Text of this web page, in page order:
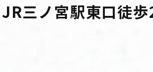
三ノ宮駅東口徒